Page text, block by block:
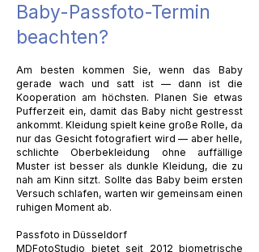
Baby-Passfoto-Termin
beachten?
Am besten kommen Sie, wenn das Baby
gerade wach und satt ist — dann ist die
Kooperation am höchsten. Planen Sie etwas
Pufferzeit ein, damit das Baby nicht gestresst
ankommt. Kleidung spielt keine große Rolle, da
nur das Gesicht fotografiert wird — aber helle,
schlichte Oberbekleidung ohne auffällige
Muster ist besser als dunkle Kleidung, die zu
nah am Kinn sitzt. Sollte das Baby beim ersten
Versuch schlafen, warten wir gemeinsam einen
ruhigen Moment ab.
Passfoto in Düsseldorf
MDFotoStudio bietet seit 2012 biometrische